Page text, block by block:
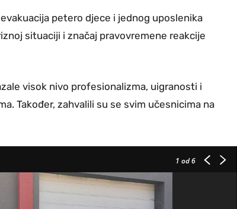
petero djece i jednog uposlenika
situaciji i značaj pravovremene reakcije
visok nivo profesionalizma, uigranosti i
Također, zahvalili su se svim učesnicima na
1 od 6